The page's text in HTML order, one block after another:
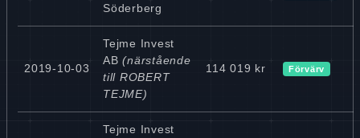
Söderberg
2019-10-03
Tejme Invest
AB (närstående
till ROBERT
TEJME)
114 019 kr Förvärv
Tejme Invest